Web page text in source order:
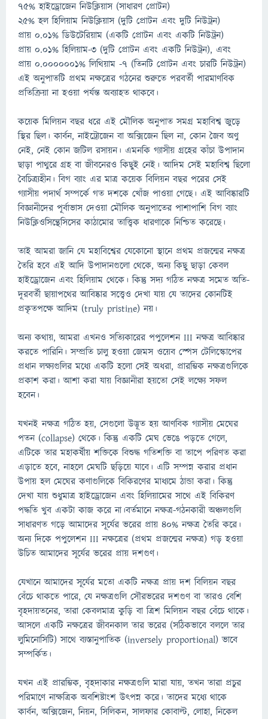
75% হাইড্রোজেন নিউক্লিয়াস (সাধারণ প্রোটন)
25% হল হিলিয়াম নিউক্লিয়াস (দুটি প্রোটন এবং দুটি নিউট্রন)
প্রায় 0.01% ডিউটেরিয়াম (একটি প্রোটন এবং একটি নিউট্রন)
প্রায় 0.01% হিলিয়াম-3 (দুটি প্রোটন এবং একটি নিউট্রন), এবং
প্রায় 0.0000001% লিথিয়াম -7 (তিনটি প্রোটন এবং চারটি নিউট্রন)
এই অনুপাতটি প্রথম নক্ষত্রের গঠনের শুরুতে পরবর্তী পারমাণবিক
প্রতিক্রিয়া না হওয়া পর্যন্ত অব্যাহত থাকবে।
কয়েক মিলিয়ন বছর ধরে এই মৌলিক অনুপাত সমগ্র মহাবিশ্ব জুড়ে
স্থির ছিল। কার্বন, নাইট্রোজেন বা অক্সিজেন ছিল না, কোন জৈব অণু
নেই, নেই কোন জটিল রসায়ন। এমনকি গ্যাসীয় গ্রহের কাঁচা উপাদান
ছাড়া পাথুরে গ্ৰহ বা জীবনেরও কিছুই নেই। আদিম সেই মহাবিশ্ব ছিলো
বৈচিত্র্যহীন। বিগ ব্যাং এর মাত্র কয়েক বিলিয়ন বছর পরের সেই
গ্যাসীয় পদার্থ সম্পর্কে গত দশকে খোঁজ পাওয়া গেছে। এই আবিষ্কারটি
বিজ্ঞানীদের পূর্বাভাস দেওয়া মৌলিক অনুপাতের পাশাপাশি বিগ ব্যাং
নিউক্লিওসিন্থেসিসের কাঠামোর তাত্ত্বিক ধারণাকে নিশ্চিত করেছে।
তাই আমরা জানি যে মহাবিশ্বের যেকোনো স্থানে প্রথম প্রজন্মের নক্ষত্র
তৈরি হবে এই আদি উপাদানগুলো থেকে, অন্য কিছু ছাড়া কেবল
হাইড্রোজেন এবং হিলিয়াম থেকে। কিন্তু সদ্য গঠিত নক্ষত্র সমেত অতি-
দূরবর্তী ছায়াপথের আবিষ্কার সত্ত্বেও দেখা যায় যে তাদের কোনটিই
প্রকৃতপক্ষে আদিম (truly pristine) নয়।
অন্য কথায়, আমরা এখনও সত্যিকারের পপুলেশন III নক্ষত্র আবিষ্কার
করতে পারিনি। সম্প্রতি চালু হওয়া জেমস ওয়েব স্পেস টেলিস্কোপের
প্রধান লক্ষ্যগুলির মধ্যে একটি হলো সেই অধরা, প্রারম্ভিক নক্ষত্রগুলিকে
প্রকাশ করা। আশা করা যায় বিজ্ঞানীরা হয়তো সেই লক্ষ্যে সফল
হবেন।
যখনই নক্ষত্র গঠিত হয়, সেগুলো উদ্ভূত হয় আণবিক গ্যাসীয় মেঘের
পতন (collapse) থেকে। কিন্তু একটি মেঘ ভেঙে পড়তে গেলে,
এটিকে তার মহাকর্ষীয় শক্তিকে বিশুদ্ধ গতিশক্তি বা তাপে পরিণত করা
এড়াতে হবে, নাহলে মেঘটি ছড়িয়ে যাবে। এটি সম্পন্ন করার প্রধান
উপায় হল মেঘের কণাগুলিকে বিকিরণের মাধ্যমে ঠান্ডা করা। কিন্তু
দেখা যায় শুধুমাত্র হাইড্রোজেন এবং হিলিয়ামের সাথে এই বিকিরণ
পদ্ধতি খুব একটা কাজ করে না।বর্তমানে নক্ষত্র-গঠনকারী অঞ্চলগুলি
সাধারণত গড়ে আমাদের সূর্যের ভরের প্রায় 40% নক্ষত্র তৈরি করে।
অন্য দিকে পপুলেশন III নক্ষত্রের (প্রথম প্রজন্মের নক্ষত্র) গড় হওয়া
উচিত আমাদের সূর্যের ভরের প্রায় দশগুণ।
যেখানে আমাদের সূর্যের মতো একটি নক্ষত্র প্রায় দশ বিলিয়ন বছর
বেঁচে থাকতে পারে, যে নক্ষত্রগুলি সৌরভরের দশগুণ বা তারও বেশি
বৃহদায়তনের, তারা কেবলমাত্র কুড়ি বা ত্রিশ মিলিয়ন বছর বেঁচে থাকে।
আসলে একটি নক্ষত্রের জীবনকাল তার ভরের (সঠিকভাবে বললে তার
লুমিনোসিটি) সাথে ব্যস্তানুপাতিক (inversely proportional) ভাবে
সম্পর্কিত।
যখন এই প্রারম্ভিক, বৃহদাকার নক্ষত্রগুলি মারা যায়, তখন তারা প্রচুর
পরিমাণে নাক্ষত্রিক অবশিষ্টাংশ উৎপন্ন করে। তাদের মধ্যে থাকে
কার্বন, অক্সিজেন, নিয়ন, সিলিকন, সালফার কোবাল্ট, লোহা, নিকেল